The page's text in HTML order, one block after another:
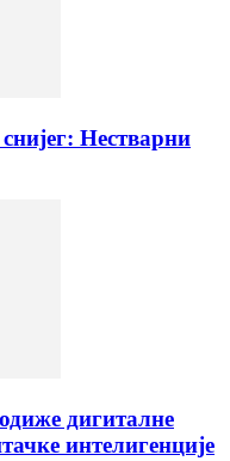
Нестварни
дигиталне
интелигенције